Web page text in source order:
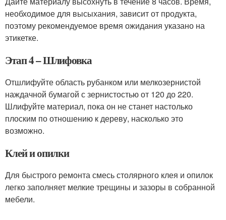
необходимое для высыхания, зависит от продукта,
поэтому рекомендуемое время ожидания указано на
этикетке.
Этап 4 – Шлифовка
Отшлифуйте область рубанком или мелкозернистой
наждачной бумагой с зернистостью от 120 до 220.
Шлифуйте материал, пока он не станет настолько
плоским по отношению к дереву, насколько это
возможно.
Клей и опилки
Для быстрого ремонта смесь столярного клея и опилок
легко заполняет мелкие трещины и зазоры в собранной
мебели.